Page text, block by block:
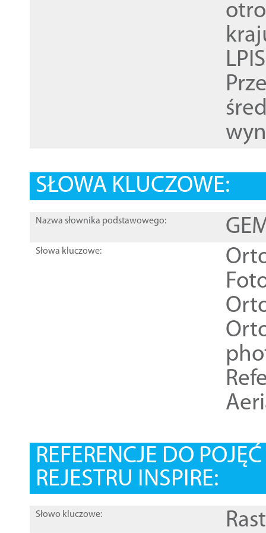
SŁOWA KLUCZOWE:
Nazwa słownika podstawowego:
Słowa kluczowe:
REFERENCJE DO
REJESTRU INSPIRE:
Słowo kluczowe: